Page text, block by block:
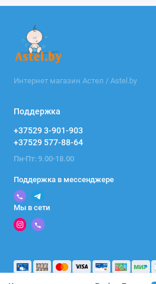
Интернет магазин Астел / Astel.by
Поддержка
+37529 3-901-903
+37529 577-88-64
Пн-Пт: 9.00-18.00
Поддержка в мессенджере
Мы в сети